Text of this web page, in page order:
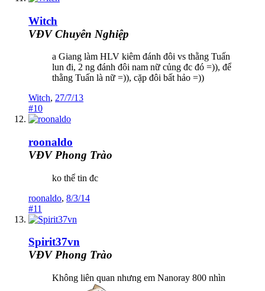
Witch
VĐV Chuyên Nghiệp
a Giang làm HLV kiêm đánh đôi vs thằng Tuấn
lun đi, 2 ng đánh đôi nam nữ củng đc đó =)), để
thằng Tuấn là nữ =)), cặp đôi bất hảo =))
Witch, 27/7/13
#10
roonaldo
VĐV Phong Trào
ko thể tin đc
roonaldo, 8/3/14
#11
Spirit37vn
VĐV Phong Trào
Không liên quan nhưng em Nanoray 800 nhìn